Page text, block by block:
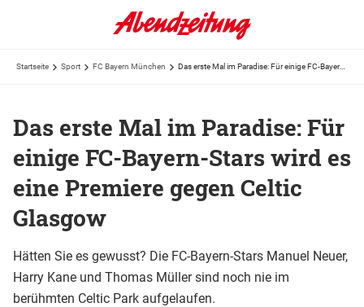
Startseite Sport FC Bayern München Das erste Mal im Paradise: Für einige FC-Bayern-Stars wird es eine Premiere gegen Celtic Glasgow
Das erste Mal im Paradise: Für
einige FC-Bayern-Stars wird es
eine Premiere gegen Celtic
Glasgow
Hätten Sie es gewusst? Die FC-Bayern-Stars Manuel Neuer,
Harry Kane und Thomas Müller sind noch nie im
berühmten Celtic Park aufgelaufen.